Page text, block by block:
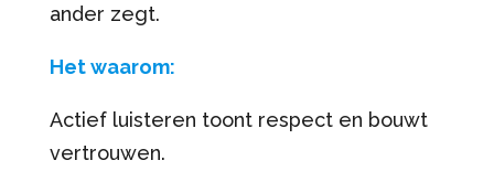
ander zegt.
Het waarom:
Actief luisteren toont respect en bouwt
vertrouwen.